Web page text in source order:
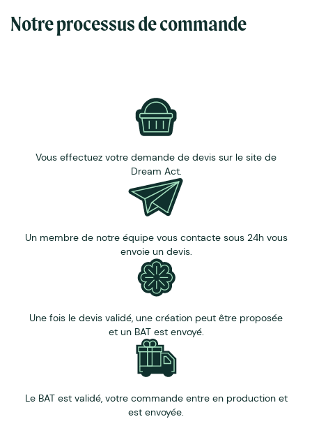
la découpe cuir ou de la sublimation.
Origine espagnole
Notre processus de commande
Vous effectuez votre demande de devis sur le site de
Dream Act.
Un membre de notre équipe vous contacte sous 24h vous
envoie un devis.
Une fois le devis validé, une création peut être proposée
et un BAT est envoyé.
Le BAT est validé, votre commande entre en production et
est envoyée.